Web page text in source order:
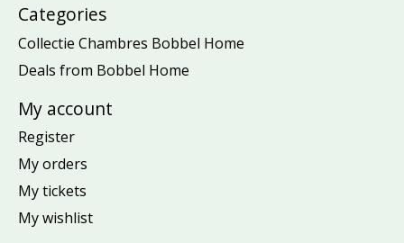
Categories
Collectie Chambres Bobbel Home
Deals from Bobbel Home
My account
Register
My orders
My tickets
My wishlist